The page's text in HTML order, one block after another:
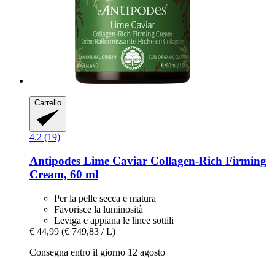
Carrello
4.2 (19)
Antipodes Lime Caviar Collagen-​Rich Firming
Cream, 60 ml
Per la pelle secca e matura
Favorisce la luminosità
Leviga e appiana le linee sottili
€ 44,99 (€ 749,83 / L)
Consegna entro il giorno 12 agosto